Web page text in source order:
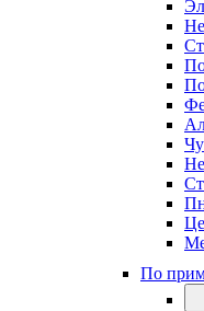
По